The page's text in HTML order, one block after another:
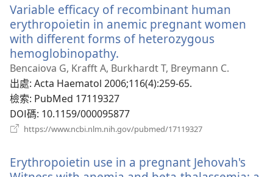
Variable efficacy of recombinant human
erythropoietin in anemic pregnant women
with different forms of heterozygous
hemoglobinopathy.
啟
新
視
窗）
Bencaiova G, Krafft A, Burkhardt T, Breymann C.
出處‎: Acta Haematol 2006;116(4):259-65.
檢索‎: PubMed 17119327
DOI碼‎: 10.1159/000095877
https://www.ncbi.nlm.nih.gov/pubmed/17119327
視
窗）
Erythropoietin use in a pregnant Jehovah's